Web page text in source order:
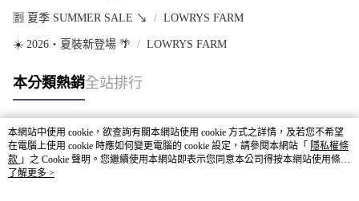
🈹 夏季 SUMMER SALE ↘️ LOWRYS FARM
☀️ 2026・夏裝新登場 🌴 LOWRYS FARM
本分類熱銷全站排行
熱門標籤
本網站中使用 cookie，欲查詢有關本網站使用 cookie 方式之詳情，及若您不希望
在電腦上使用 cookie 時應如何變更電腦的 cookie 設定，請參閱本網站「 隱私權條
款 」之 Cookie 聲明。您繼續使用本網站即表示您同意本公司得按本網站使用條款
之 Cookie 聲明使用 cookie。
了解更多 >